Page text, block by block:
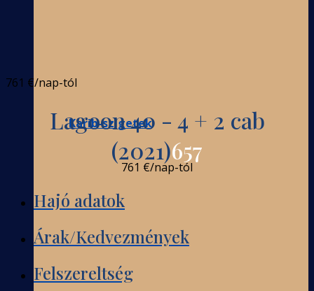
Karib-szigetek
761 €/nap-tól
Lagoon 40 - 4 + 2 cab
(2021)657
761 €/nap-tól
Hajó adatok
Árak/Kedvezmények
Felszereltség